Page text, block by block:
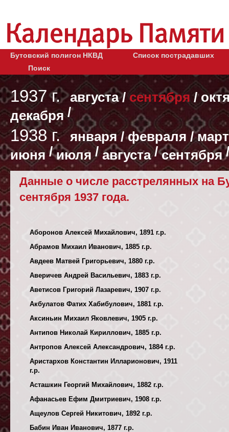
Бутовский полигон НКВД
Список пострадавших
Поиск
1937 г. августа/ сентября/
декабря/
1938 г. января/февраля /
июня /июля/августа/сентября
Данные о числе расстрелянных на
сентября 1937 года.
Аборонов Алексей Михайлович, 1891 г.р.
Абрамов Михаил Иванович, 1885 г.р.
Авдеев Матвей Григорьевич, 1880 г.р.
Аверичев Андрей Васильевич, 1883 г.р.
Аветисов Григорий Лазаревич, 1907 г.р.
Акбулатов Фатих Хабибулович, 1881 г.р.
Аксиньин Михаил Яковлевич, 1905 г.р.
Антипов Николай Кириллович, 1885 г.р.
Антропов Алексей Александрович, 1884 г.р.
Аристархов Константин Илларионович, 1911
г.р.
Асташкин Георгий Михайлович, 1882 г.р.
Афанасьев Ефим Дмитриевич, 1908 г.р.
Ащеулов Сергей Никитович, 1892 г.р.
Бабин Иван Иванович, 1877 г.р.